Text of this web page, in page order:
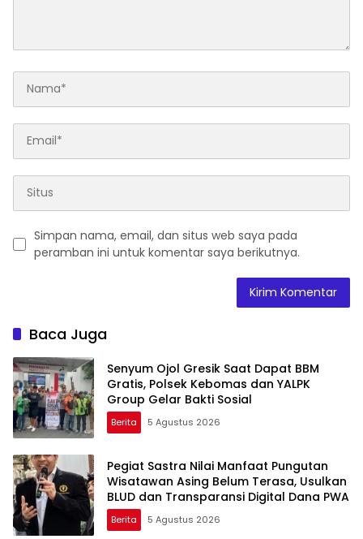
Simpan nama, email, dan situs web saya pada
peramban ini untuk komentar saya berikutnya.
Baca Juga
Senyum Ojol Gresik Saat Dapat BBM
Gratis, Polsek Kebomas dan YALPK
Group Gelar Bakti Sosial
Berita 5 Agustus 2026
Pegiat Sastra Nilai Manfaat Pungutan
Wisatawan Asing Belum Terasa, Usulkan
BLUD dan Transparansi Digital Dana PWA
Berita 5 Agustus 2026